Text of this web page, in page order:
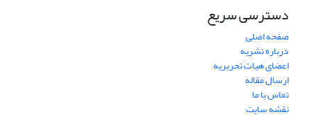
دسترسی سریع
صفحه اصلی
درباره نشریه
اعضای هیات تحریریه
ارسال مقاله
تماس با ما
نقشه سایت